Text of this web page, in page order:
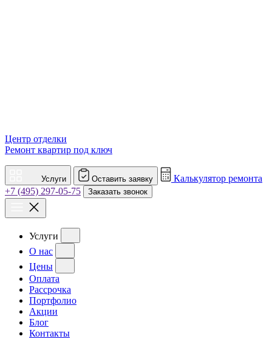
Центр отделки
Ремонт квартир под ключ
Услуги Оставить заявку
Калькулятор ремонта
+7 (495) 297-05-75
Заказать звонок
Услуги
О нас
Цены
Оплата
Рассрочка
Портфолио
Акции
Блог
Контакты